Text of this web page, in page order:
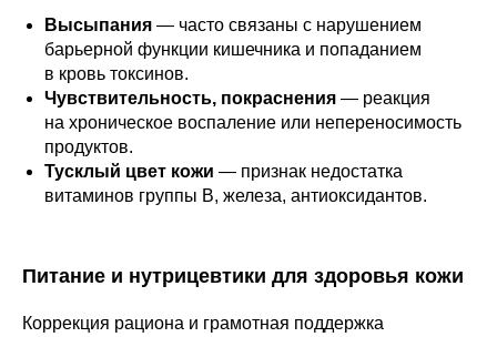
Высыпания — часто связаны с нарушением
барьерной функции кишечника и попаданием
в кровь токсинов.
Чувствительность, покраснения — реакция
на хроническое воспаление или непереносимость
продуктов.
Тусклый цвет кожи — признак недостатка
витаминов группы B, железа, антиоксидантов.
Питание и нутрицевтики для здоровья кожи
Коррекция рациона и грамотная поддержка